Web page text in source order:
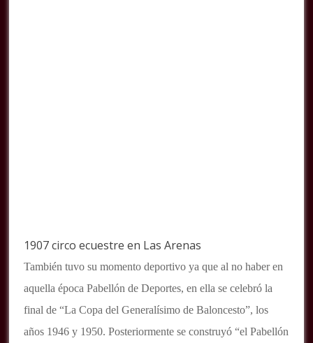
1907 circo ecuestre en Las Arenas
También tuvo su momento deportivo ya que al no haber en
aquella época Pabellón de Deportes, en ella se celebró la
final de “La Copa del Generalísimo de Baloncesto”, los
años 1946 y 1950. Posteriormente se construyó “el Pabellón